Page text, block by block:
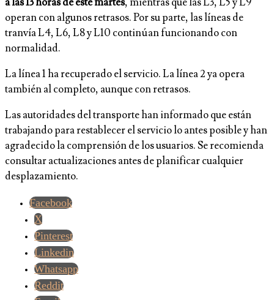
a las 13 horas de este martes, mientras que las L3, L5 y L9
operan con algunos retrasos. Por su parte, las líneas de
tranvía L4, L6, L8 y L10 continúan funcionando con
normalidad.
La línea 1 ha recuperado el servicio. La línea 2 ya opera
también al completo, aunque con retrasos.
Las autoridades del transporte han informado que están
trabajando para restablecer el servicio lo antes posible y han
agradecido la comprensión de los usuarios. Se recomienda
consultar actualizaciones antes de planificar cualquier
desplazamiento.
Facebook
X
Pinterest
Linkedin
Whatsapp
Reddit